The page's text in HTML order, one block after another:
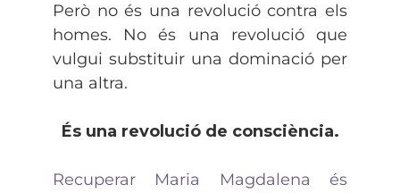
Però no és una revolució contra els
homes. No és una revolució que
vulgui substituir una dominació per
una altra.
És una revolució de consciència.
Recuperar Maria Magdalena és